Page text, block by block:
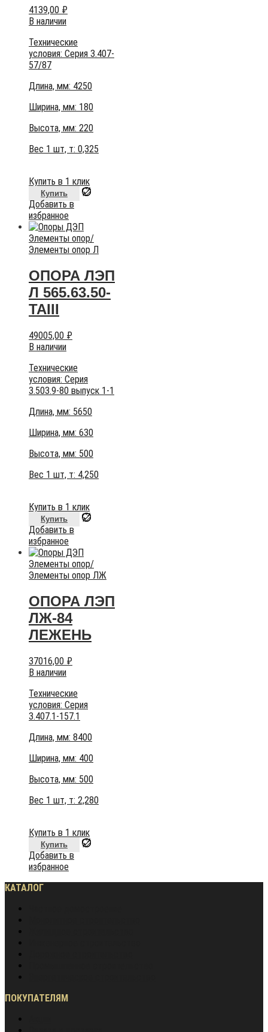
4139,00 ₽
В наличии
Технические
условия: Серия 3.407-
57/87
Длина, мм: 4250
Ширина, мм: 180
Высота, мм: 220
Вес 1 шт, т: 0,325
Купить в 1 клик
Купить
Добавить в
избранное
Элементы опор/
Элементы опор Л
ОПОРА ЛЭП
Л 565.63.50-
ТАIII
49005,00 ₽
В наличии
Технические
условия: Серия
3.503.9-80 выпуск 1-1
Длина, мм: 5650
Ширина, мм: 630
Высота, мм: 500
Вес 1 шт, т: 4,250
Купить в 1 клик
Купить
Добавить в
избранное
Элементы опор/
Элементы опор ЛЖ
ОПОРА ЛЭП
ЛЖ-84
ЛЕЖЕНЬ
37016,00 ₽
В наличии
Технические
условия: Серия
3.407.1-157.1
Длина, мм: 8400
Ширина, мм: 400
Высота, мм: 500
Вес 1 шт, т: 2,280
Купить в 1 клик
Купить
Добавить в
избранное
КАТАЛОГ
ПОКУПАТЕЛЯМ